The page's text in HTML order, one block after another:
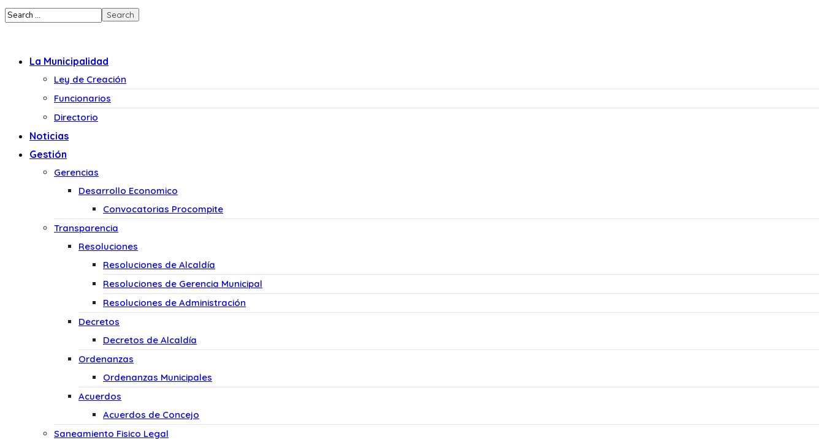
La Municipalidad
Ley de Creación
Funcionarios
Directorio
Noticias
Gestión
Gerencias
Desarrollo Economico
Convocatorias Procompite
Transparencia
Resoluciones
Resoluciones de Alcaldía
Resoluciones de Gerencia Municipal
Resoluciones de Administración
Decretos
Decretos de Alcaldía
Ordenanzas
Ordenanzas Municipales
Acuerdos
Acuerdos de Concejo
Saneamiento Fisico Legal